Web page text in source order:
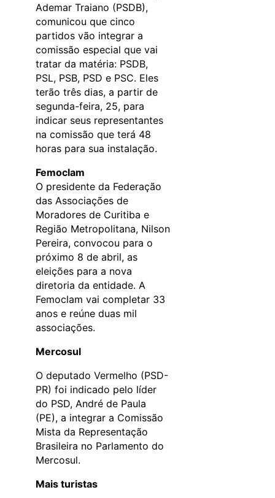
Ademar Traiano (PSDB),
comunicou que cinco
partidos vão integrar a
comissão especial que vai
tratar da matéria: PSDB,
PSL, PSB, PSD e PSC. Eles
terão três dias, a partir de
segunda-feira, 25, para
indicar seus representantes
na comissão que terá 48
horas para sua instalação.
Femoclam
O presidente da Federação
das Associações de
Moradores de Curitiba e
Região Metropolitana, Nilson
Pereira, convocou para o
próximo 8 de abril, as
eleições para a nova
diretoria da entidade. A
Femoclam vai completar 33
anos e reúne duas mil
associações.
Mercosul
O deputado Vermelho (PSD-
PR) foi indicado pelo líder
do PSD, André de Paula
(PE), a integrar a Comissão
Mista da Representação
Brasileira no Parlamento do
Mercosul.
Mais turistas